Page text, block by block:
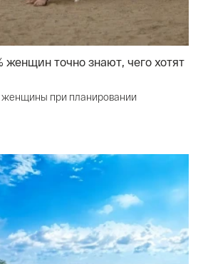
женщин точно знают, чего хотят
женщины при планировании